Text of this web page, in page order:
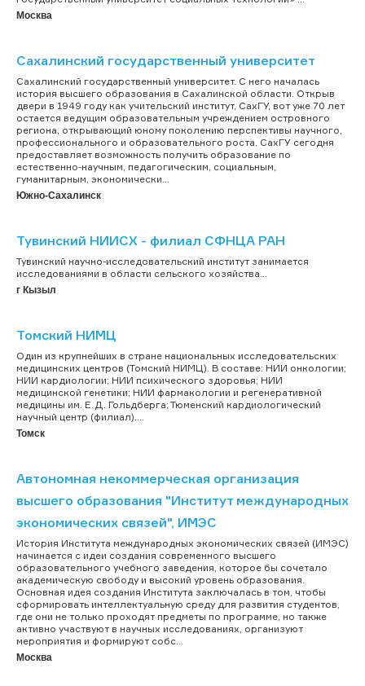
Москва
Сахалинский государственный университет
Cахалинский государственный университет. С него началась
история высшего образования в Сахалинской области. Открыв
двери в 1949 году как учительский институт, СахГУ, вот уже 70 лет
остается ведущим образовательным учреждением островного
региона, открывающий юному поколению перспективы научного,
профессионального и образовательного роста. СахГУ сегодня
предоставляет возможность получить образование по
естественно-научным, педагогическим, социальным,
гуманитарным, экономически...
Южно-Сахалинск
Тувинский НИИСХ - филиал СФНЦА РАН
Тувинский научно-исследовательский институт занимается
исследованиями в области сельского хозяйства...
г Кызыл
Томский НИМЦ
Один из крупнейших в стране национальных исследовательских
медицинских центров (Томский НИМЦ). В составе: НИИ онкологии;
НИИ кардиологии; НИИ психического здоровья; НИИ
медицинской генетики; НИИ фармакологии и регенеративной
медицины им. Е.Д. Гольдберга; Тюменский кардиологический
научный центр (филиал)....
Томск
Автономная некоммерческая организация
высшего образования "Институт международных
экономических связей", ИМЭС
История Института международных экономических связей (ИМЭС)
начинается с идеи создания современного высшего
образовательного учебного заведения, которое бы сочетало
академическую свободу и высокий уровень образования.
Основная идея создания Института заключалась в том, чтобы
сформировать интеллектуальную среду для развития студентов,
где они не только проходят предметы по программе, но также
активно участвуют в научных исследованиях, организуют
мероприятия и формируют собс...
Москва